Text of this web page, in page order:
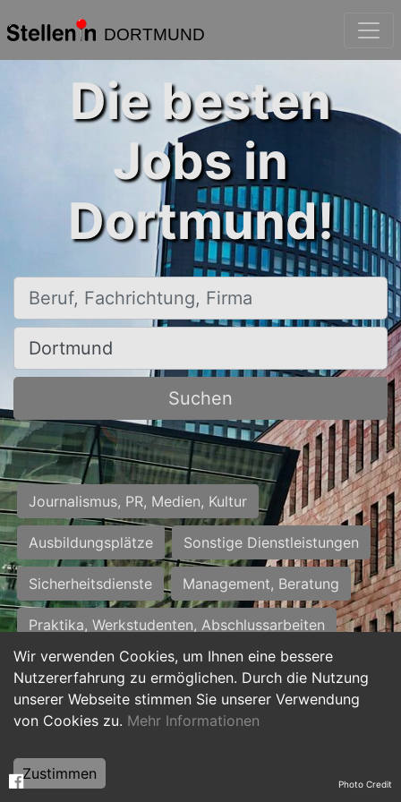
DORTMUND
Wir verwenden Cookies, um Ihnen eine bessere
Nutzererfahrung zu ermöglichen. Durch die Nutzung
unserer Webseite stimmen Sie unserer Verwendung
von Cookies zu. Mehr Informationen
Zustimmen
Die besten
Jobs in
Dortmund!
Beruf, Fachrichtung, Firma
Ort, Stadt
Suchen
Journalismus, PR, Medien, Kultur
Ausbildungsplätze Sonstige Dienstleistungen
Sicherheitsdienste Management, Beratung
Praktika, Werkstudenten, Abschlussarbeiten
Personalwesen Assistenz, Sekretariat
Hilfskräfte, Aushilfs- und Nebenjobs
Weiterbildung, Studium, duale Ausbildung Photo Credit